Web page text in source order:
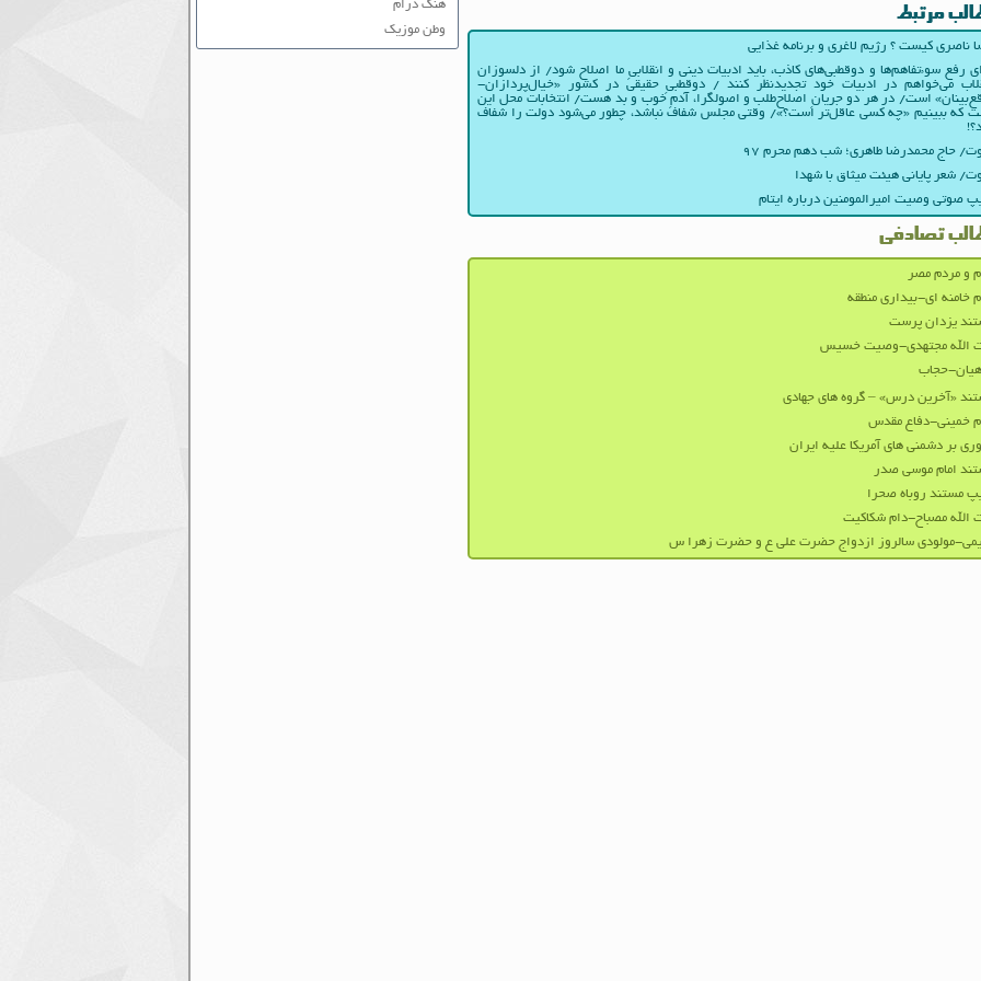
مرتبط
ناصری کیست ؟ رژیم لاغری و برنامه غذایی
رفع سوءتفاهم‌ها و دوقطبی‌های کاذب، باید ادبیات دینی و انقلابیِ ما اصلاح شود/ از دلسوزان
می‌خواهم در ادبیات‌ خود تجدیدنظر کنند / دوقطبیِ حقیقی در کشور «خیال‌پردازان-
است/ در هر دو جریانِ اصلاح‌طلب و اصولگرا، آدمِ خوب و بد هست/ انتخابات محل این
که ببینیم «چه کسی عاقل‌تر است؟»/ وقتی مجلس شفاف نباشد، چطور می‌شود دولت را شفاف
حاج محمدرضا طاهری؛ شب دهم محرم ۹۷
شعر پایانی هیئت میثاق با شهدا
صوتی وصیت امیرالمومنین درباره ایتام
تصادفی
و مردم مصر
خامنه ای-بیداری منطقه
یزدان پرست
الله مجتهدی-وصیت خسیس
حجاب
«آخرین درس» – گروه های جهادی
خمینی-دفاع مقدس
بر دشمنی های آمریکا علیه ایران
امام موسی صدر
مستند روباه صحرا
الله مصباح-دام شکاکیت
مولودی سالروز ازدواج حضرت علی ع و حضرت زهرا س
هنگ درام
وطن موزیک